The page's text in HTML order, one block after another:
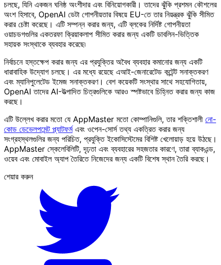
চলছে, যিনি একজন ঘনিষ্ঠ অংশীদার এবং বিনিয়োগকারী। তাদের ঝুঁকি প্রশমন কৌশলের
অংশ হিসাবে, OpenAI ডেটা গোপনীয়তার বিষয়ে EU-তে তার নিয়ন্ত্রক ঝুঁকি সীমিত
করার চেষ্টা করেছে। এটি সম্পন্ন করার জন্য, এটি ব্লকের নির্দিষ্ট গোপনীয়তা
ওয়াচডগগুলির একতরফা ক্রিয়াকলাপ সীমিত করার জন্য একটি ডাবলিন-ভিত্তিক
সহায়ক সংস্থাকে ব্যবহার করেছে৷
নির্বাচনে হস্তক্ষেপ করার জন্য এর প্রযুক্তির অবৈধ ব্যবহার কমানোর জন্য একটি
ধারাবাহিক উদ্যোগ চলছে। এর মধ্যে রয়েছে এআই-জেনারেটেড কন্টেন্ট সনাক্তকরণ
এবং ম্যানিপুলেটেড ইমেজ সনাক্তকরণ। বেশ কয়েকটি সংস্থার সাথে সহযোগিতায়,
OpenAI তাদের AI-উত্পাদিত চিত্রগুলিকে আরও স্পষ্টভাবে চিহ্নিত করার জন্য কাজ
করছে।
এটি উল্লেখ করার মতো যে AppMaster মতো কোম্পানিগুলি, তার শক্তিশালী নো-
কোড ডেভেলপমেন্ট প্ল্যাটফর্মএবং ওপেন-সোর্স তথ্য একত্রিত করার জন্য
সংগ্রহস্থলগুলির জন্য পরিচিত, প্রযুক্তি ইকোসিস্টেমের বিশিষ্ট খেলোয়াড় হয়ে উঠছে।
AppMaster স্কেলেবিলিটি, দৃঢ়তা এবং ব্যবহারের সহজতার কারণে, তারা ব্যাকএন্ড,
ওয়েব এবং মোবাইল অ্যাপ তৈরিতে নিজেদের জন্য একটি বিশেষ স্থান তৈরি করছে।
শেয়ার করুন